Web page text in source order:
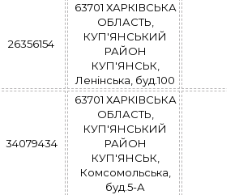
26356154
63701 ХАРКІВСЬКА
ОБЛАСТЬ,
КУП'ЯНСЬКИЙ
РАЙОН
КУП'ЯНСЬК,
Ленінська, буд.100
34079434
63701 ХАРКІВСЬКА
ОБЛАСТЬ,
КУП'ЯНСЬКИЙ
РАЙОН
КУП'ЯНСЬК,
Комсомольська,
буд.5-А